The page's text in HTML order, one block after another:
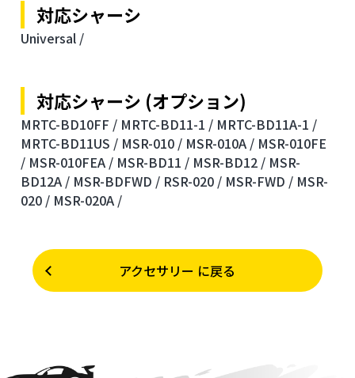
対応シャーシ
Universal /
対応シャーシ (オプション)
MRTC-BD10FF / MRTC-BD11-1 / MRTC-BD11A-1 /
MRTC-BD11US / MSR-010 / MSR-010A / MSR-010FE
/ MSR-010FEA / MSR-BD11 / MSR-BD12 / MSR-
BD12A / MSR-BDFWD / RSR-020 / MSR-FWD / MSR-
020 / MSR-020A /
アクセサリー に戻る